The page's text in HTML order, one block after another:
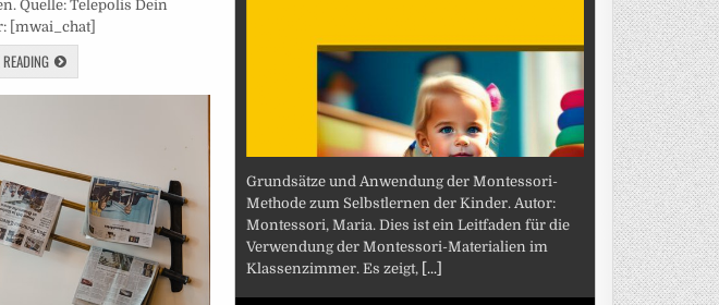
Quelle: Telepolis Dein
[mwai_chat]
Grundsätze und Anwendung der Montessori-
Methode zum Selbstlernen der Kinder. Autor:
Montessori, Maria. Dies ist ein Leitfaden für die
Verwendung der Montessori-Materialien im
Klassenzimmer. Es zeigt, [...]